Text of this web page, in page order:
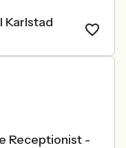
Karlstad
Receptionist -